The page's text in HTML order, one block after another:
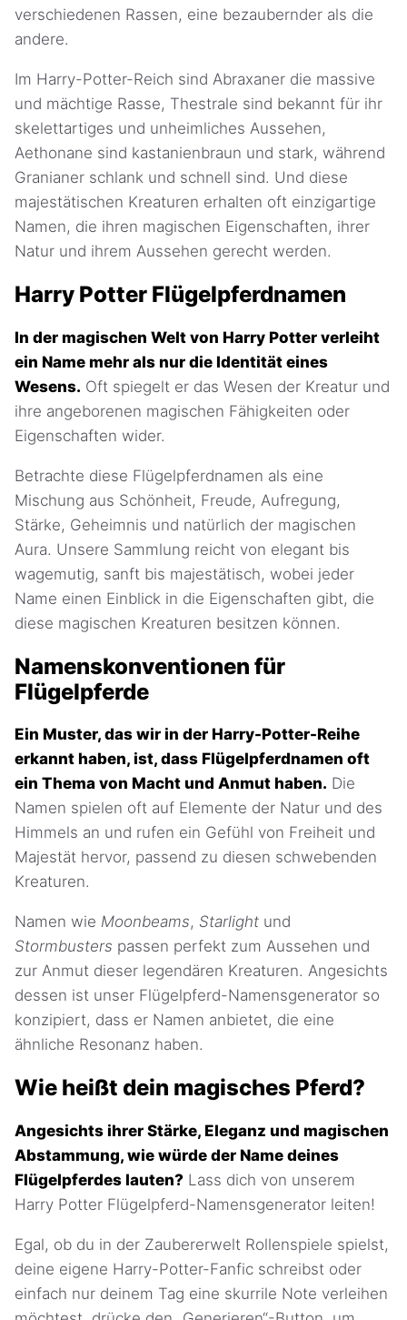
verschiedenen Rassen, eine bezaubernder als die
andere.
Im Harry-Potter-Reich sind Abraxaner die massive
und mächtige Rasse, Thestrale sind bekannt für ihr
skelettartiges und unheimliches Aussehen,
Aethonane sind kastanienbraun und stark, während
Granianer schlank und schnell sind. Und diese
majestätischen Kreaturen erhalten oft einzigartige
Namen, die ihren magischen Eigenschaften, ihrer
Natur und ihrem Aussehen gerecht werden.
Harry Potter Flügelpferdnamen
In der magischen Welt von Harry Potter verleiht
ein Name mehr als nur die Identität eines
Wesens. Oft spiegelt er das Wesen der Kreatur und
ihre angeborenen magischen Fähigkeiten oder
Eigenschaften wider.
Betrachte diese Flügelpferdnamen als eine
Mischung aus Schönheit, Freude, Aufregung,
Stärke, Geheimnis und natürlich der magischen
Aura. Unsere Sammlung reicht von elegant bis
wagemutig, sanft bis majestätisch, wobei jeder
Name einen Einblick in die Eigenschaften gibt, die
diese magischen Kreaturen besitzen können.
Namenskonventionen für
Flügelpferde
Ein Muster, das wir in der Harry-Potter-Reihe
erkannt haben, ist, dass Flügelpferdnamen oft
ein Thema von Macht und Anmut haben. Die
Namen spielen oft auf Elemente der Natur und des
Himmels an und rufen ein Gefühl von Freiheit und
Majestät hervor, passend zu diesen schwebenden
Kreaturen.
Namen wie Moonbeams, Starlight und
Stormbusters passen perfekt zum Aussehen und
zur Anmut dieser legendären Kreaturen. Angesichts
dessen ist unser Flügelpferd-Namensgenerator so
konzipiert, dass er Namen anbietet, die eine
ähnliche Resonanz haben.
Wie heißt dein magisches Pferd?
Angesichts ihrer Stärke, Eleganz und magischen
Abstammung, wie würde der Name deines
Flügelpferdes lauten? Lass dich von unserem
Harry Potter Flügelpferd-Namensgenerator leiten!
Egal, ob du in der Zaubererwelt Rollenspiele spielst,
deine eigene Harry-Potter-Fanfic schreibst oder
einfach nur deinem Tag eine skurrile Note verleihen